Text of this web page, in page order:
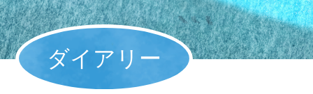
ダイアリー